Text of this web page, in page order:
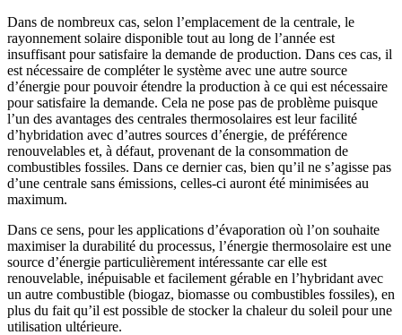
Dans de nombreux cas, selon l’emplacement de la centrale, le
rayonnement solaire disponible tout au long de l’année est
insuffisant pour satisfaire la demande de production. Dans ces cas, il
est nécessaire de compléter le système avec une autre source
d’énergie pour pouvoir étendre la production à ce qui est nécessaire
pour satisfaire la demande. Cela ne pose pas de problème puisque
l’un des avantages des centrales thermosolaires est leur facilité
d’hybridation avec d’autres sources d’énergie, de préférence
renouvelables et, à défaut, provenant de la consommation de
combustibles fossiles. Dans ce dernier cas, bien qu’il ne s’agisse pas
d’une centrale sans émissions, celles-ci auront été minimisées au
maximum.
Dans ce sens, pour les applications d’évaporation où l’on souhaite
maximiser la durabilité du processus, l’énergie thermosolaire est une
source d’énergie particulièrement intéressante car elle est
renouvelable, inépuisable et facilement gérable en l’hybridant avec
un autre combustible (biogaz, biomasse ou combustibles fossiles), en
plus du fait qu’il est possible de stocker la chaleur du soleil pour une
utilisation ultérieure.